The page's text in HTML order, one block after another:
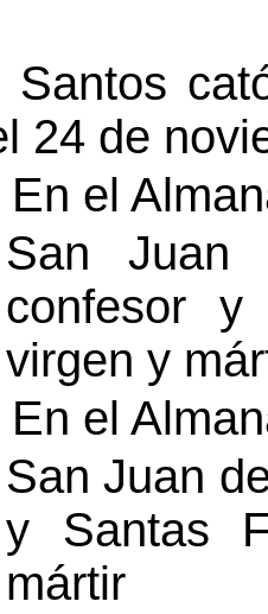
Santos
24 de
En el
San Juan
confesor
virgen y
En el
San Juan
y Santas
mártir